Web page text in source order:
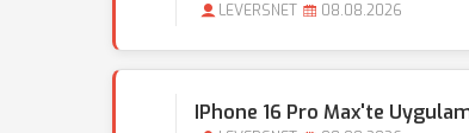
LEVERSNET 08.08.2026
IPhone 16 Pro Max'te